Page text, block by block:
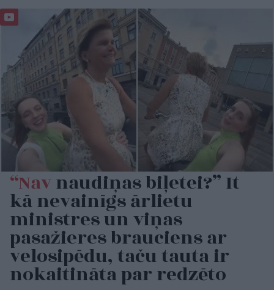
“Navnaudiņas biļetei?” It
kā nevainīgs ārlietu
ministres un viņas
pasažieres brauciens ar
velosipēdu, taču tauta ir
nokaitināta par redzēto